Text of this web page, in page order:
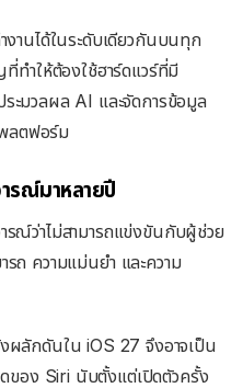
านได้ในระดับเดียวกันบนทุก
ำให้ต้องใช้ฮาร์ดแวร์ที่มี
ะมวลผล AI และจัดการข้อมูล
ลตฟอร์ม
รณ์มาหลายปี
ณ์ว่าไม่สามารถแข่งขันกับผู้ช่วย
รถ ความแม่นยำ และความ
ลักดันใน iOS 27 จึงอาจเป็น
อง Siri นับตั้งแต่เปิดตัวครั้ง